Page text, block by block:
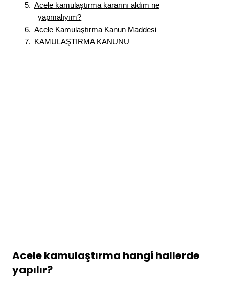
Acele kamulaştırma kararını aldım ne
yapmalıyım?
Acele Kamulaştırma Kanun Maddesi
KAMULAŞTIRMA KANUNU
Acele kamulaştırma hangi hallerde
yapılır?